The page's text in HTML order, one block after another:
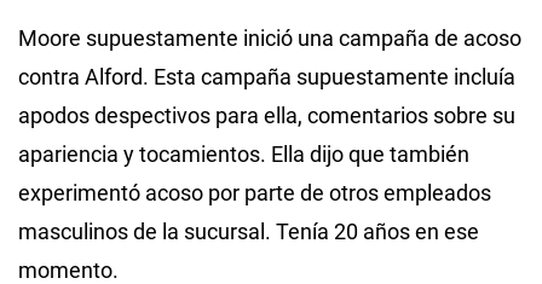
Moore supuestamente inició una campaña de acoso
contra Alford. Esta campaña supuestamente incluía
apodos despectivos para ella, comentarios sobre su
apariencia y tocamientos. Ella dijo que también
experimentó acoso por parte de otros empleados
masculinos de la sucursal. Tenía 20 años en ese
momento.